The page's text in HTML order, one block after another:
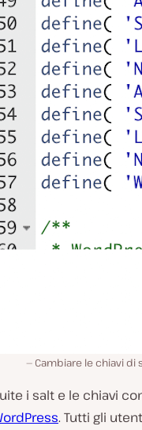
Cambiare le chiavi di
i salt e le chiavi
. Tutti gli